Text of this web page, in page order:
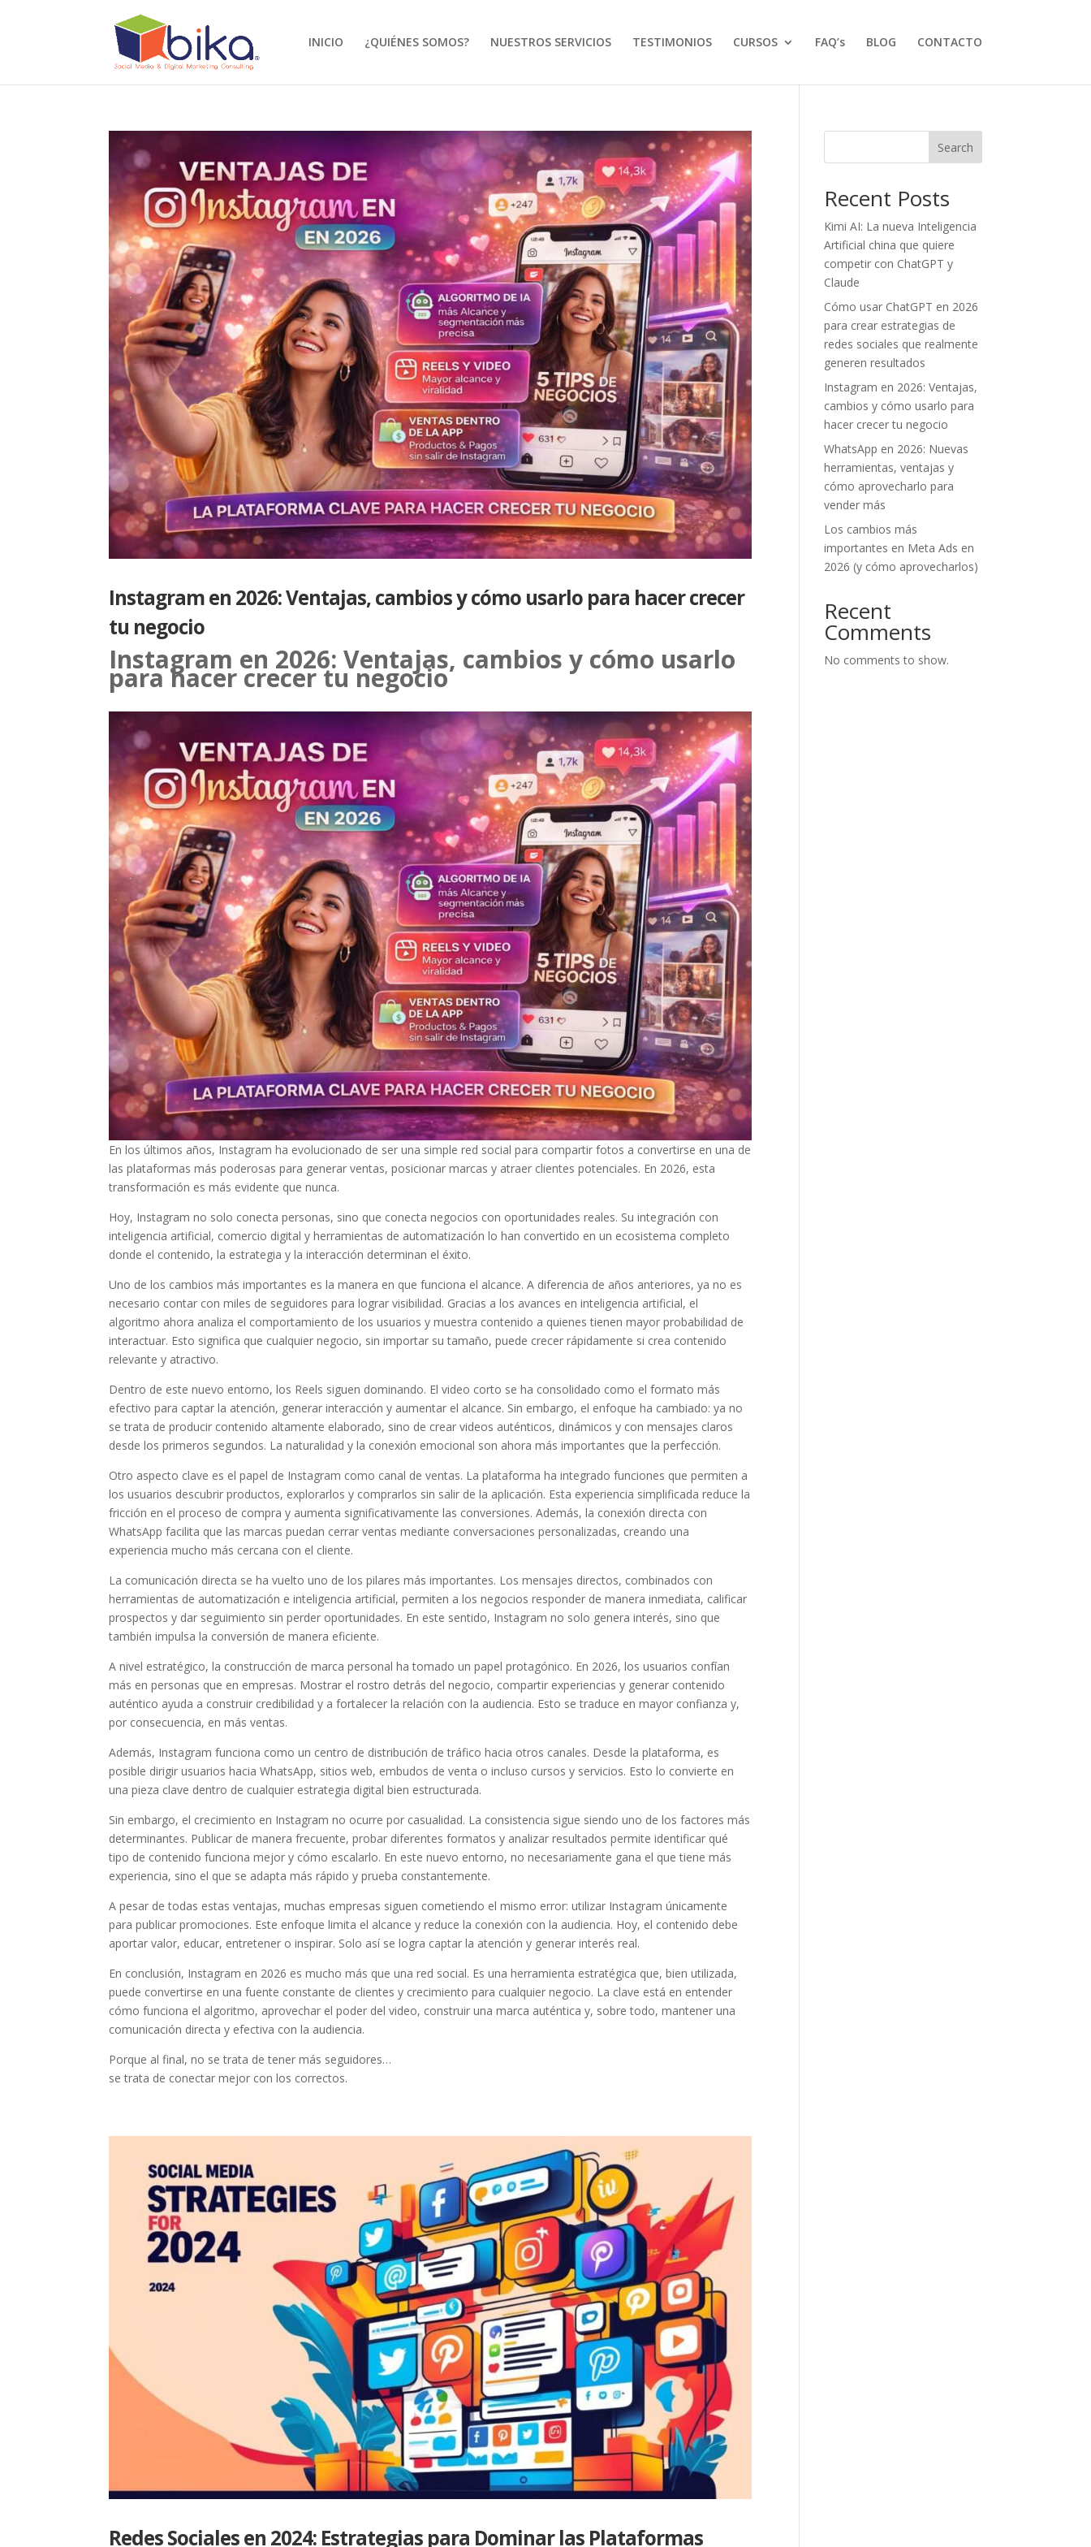
INICIO ¿QUIÉNES SOMOS? NUESTROS SERVICIOS TESTIMONIOS CURSOS FAQ’s BLOG CONTACTO
Instagram en 2026: Ventajas, cambios y cómo usarlo para hacer crecer
tu negocio
Instagram en 2026: Ventajas, cambios y cómo usarlo
para hacer crecer tu negocio
En los últimos años, Instagram ha evolucionado de ser una simple red social para compartir fotos a convertirse en una de
las plataformas más poderosas para generar ventas, posicionar marcas y atraer clientes potenciales. En 2026, esta
transformación es más evidente que nunca.
Hoy, Instagram no solo conecta personas, sino que conecta negocios con oportunidades reales. Su integración con
inteligencia artificial, comercio digital y herramientas de automatización lo han convertido en un ecosistema completo
donde el contenido, la estrategia y la interacción determinan el éxito.
Uno de los cambios más importantes es la manera en que funciona el alcance. A diferencia de años anteriores, ya no es
necesario contar con miles de seguidores para lograr visibilidad. Gracias a los avances en inteligencia artificial, el
algoritmo ahora analiza el comportamiento de los usuarios y muestra contenido a quienes tienen mayor probabilidad de
interactuar. Esto significa que cualquier negocio, sin importar su tamaño, puede crecer rápidamente si crea contenido
relevante y atractivo.
Dentro de este nuevo entorno, los Reels siguen dominando. El video corto se ha consolidado como el formato más
efectivo para captar la atención, generar interacción y aumentar el alcance. Sin embargo, el enfoque ha cambiado: ya no
se trata de producir contenido altamente elaborado, sino de crear videos auténticos, dinámicos y con mensajes claros
desde los primeros segundos. La naturalidad y la conexión emocional son ahora más importantes que la perfección.
Otro aspecto clave es el papel de Instagram como canal de ventas. La plataforma ha integrado funciones que permiten a
los usuarios descubrir productos, explorarlos y comprarlos sin salir de la aplicación. Esta experiencia simplificada reduce la
fricción en el proceso de compra y aumenta significativamente las conversiones. Además, la conexión directa con
WhatsApp facilita que las marcas puedan cerrar ventas mediante conversaciones personalizadas, creando una
experiencia mucho más cercana con el cliente.
La comunicación directa se ha vuelto uno de los pilares más importantes. Los mensajes directos, combinados con
herramientas de automatización e inteligencia artificial, permiten a los negocios responder de manera inmediata, calificar
prospectos y dar seguimiento sin perder oportunidades. En este sentido, Instagram no solo genera interés, sino que
también impulsa la conversión de manera eficiente.
A nivel estratégico, la construcción de marca personal ha tomado un papel protagónico. En 2026, los usuarios confían
más en personas que en empresas. Mostrar el rostro detrás del negocio, compartir experiencias y generar contenido
auténtico ayuda a construir credibilidad y a fortalecer la relación con la audiencia. Esto se traduce en mayor confianza y,
por consecuencia, en más ventas.
Además, Instagram funciona como un centro de distribución de tráfico hacia otros canales. Desde la plataforma, es
posible dirigir usuarios hacia WhatsApp, sitios web, embudos de venta o incluso cursos y servicios. Esto lo convierte en
una pieza clave dentro de cualquier estrategia digital bien estructurada.
Sin embargo, el crecimiento en Instagram no ocurre por casualidad. La consistencia sigue siendo uno de los factores más
determinantes. Publicar de manera frecuente, probar diferentes formatos y analizar resultados permite identificar qué
tipo de contenido funciona mejor y cómo escalarlo. En este nuevo entorno, no necesariamente gana el que tiene más
experiencia, sino el que se adapta más rápido y prueba constantemente.
A pesar de todas estas ventajas, muchas empresas siguen cometiendo el mismo error: utilizar Instagram únicamente
para publicar promociones. Este enfoque limita el alcance y reduce la conexión con la audiencia. Hoy, el contenido debe
aportar valor, educar, entretener o inspirar. Solo así se logra captar la atención y generar interés real.
En conclusión, Instagram en 2026 es mucho más que una red social. Es una herramienta estratégica que, bien utilizada,
puede convertirse en una fuente constante de clientes y crecimiento para cualquier negocio. La clave está en entender
cómo funciona el algoritmo, aprovechar el poder del video, construir una marca auténtica y, sobre todo, mantener una
comunicación directa y efectiva con la audiencia.
Porque al final, no se trata de tener más seguidores…
se trata de conectar mejor con los correctos.
Redes Sociales en 2024: Estrategias para Dominar las Plataformas
Search
Recent Posts
Kimi AI: La nueva Inteligencia
Artificial china que quiere
competir con ChatGPT y
Claude
Cómo usar ChatGPT en 2026
para crear estrategias de
redes sociales que realmente
generen resultados
Instagram en 2026: Ventajas,
cambios y cómo usarlo para
hacer crecer tu negocio
WhatsApp en 2026: Nuevas
herramientas, ventajas y
cómo aprovecharlo para
vender más
Los cambios más
importantes en Meta Ads en
2026 (y cómo aprovecharlos)
Recent
Comments
No comments to show.